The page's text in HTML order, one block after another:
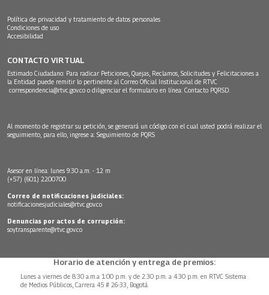
Política de privacidad y tratamiento de datos personales
Condiciones de uso
Accesibilidad
CONTACTO VIRTUAL
Estimado Ciudadano: Para radicar Peticiones, Quejas, Reclamos, Solicitudes y Felicitaciones a
la Entidad puede remitir lo pertinente al Correo Oficial Institucional de RTVC
correspondencia@rtvc.gov.co o diligenciar el formulario en línea: Contacto PQRSD.
Al momento de registrar su petición, se generará un código con el cual usted podrá realizar el
seguimiento, para ello, ingrese a: Seguimiento de PQRS
Asesor en línea: lunes 9:30 a.m. - 12 m
(+57) (601) 2200700
Correo de notificaciones judiciales:
notificacionesjudiciales@rtvc.gov.co
Denuncias por actos de corrupción:
soytransparente@rtvc.gov.co
Horario de atención y entrega de premios:
Lunes a viernes de 8:30 a.m.a 1:00 p.m. y de 2:30 p.m. a 4:30 p.m. en RTVC Sistema
de Medios Públicos, Carrera 45 # 26-33, Bogotá.